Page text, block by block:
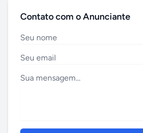
Contato com o Anunciante